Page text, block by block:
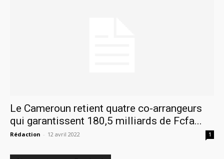
Le Cameroun retient quatre co-arrangeurs
qui garantissent 180,5 milliards de Fcfa...
Rédaction - 12 avril 2022 1